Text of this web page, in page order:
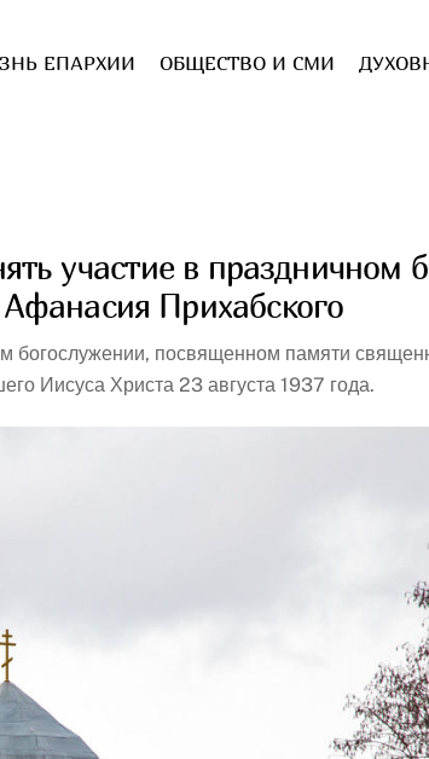
ЕПАРХИИ ОБЩЕСТВО И СМИ
участие в праздничном
Прихабского
богослужении, посвященном памяти
Иисуса Христа 23 августа 1937 года.